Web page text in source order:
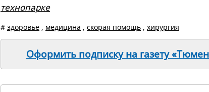
технопарке
# здоровье , медицина , скорая помощь , хирургия
Оформить подписку на газету